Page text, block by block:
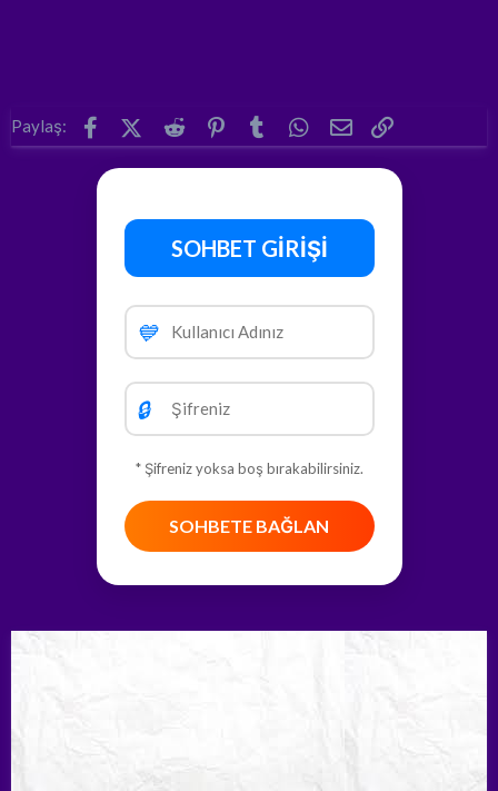
Paylaş: FacebookX (Twitter)
Reddit Pinterest
Tumblr WhatsApp
E-posta
SOHBET GİRİŞİ
💙
🔒
* Şifreniz yoksa boş bırakabilirsiniz.
SOHBETE BAĞLAN